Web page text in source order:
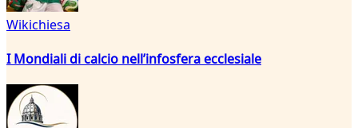
Wikichiesa
I Mondiali di calcio nell’infosfera ecclesiale